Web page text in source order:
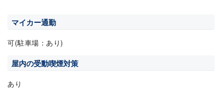
マイカー通勤
可(駐車場：あり)
屋内の受動喫煙対策
あり